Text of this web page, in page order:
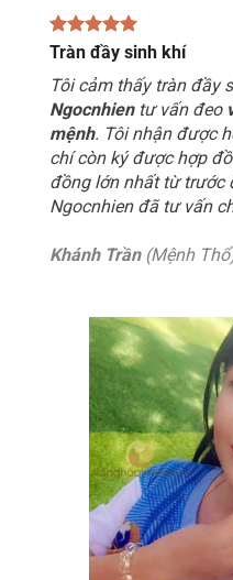
Tràn đầy sinh khí
Tôi cảm thấy tràn đầy
Ngocnhientư vấn đeo
mệnh. Tôi nhận được
chí còn ký được hợp
đồng lớn nhất từ trước
Ngocnhien đã tư vấn
Khánh Trần(Mệnh